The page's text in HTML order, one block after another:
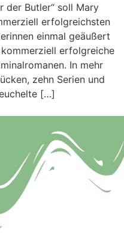
der Butler“ soll Mary
erfolgreichsten
einmal geäußert
erfolgreiche
In mehr
zehn Serien und
[…]